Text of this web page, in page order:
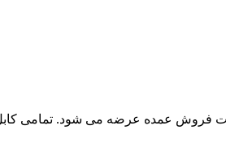
16*4 زمینی سه فاز به مشتریان به قیمت فروش عمده